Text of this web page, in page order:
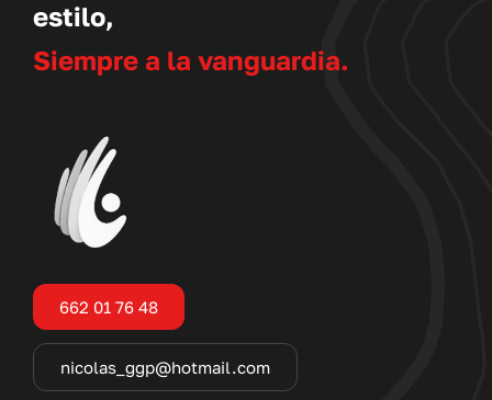
estilo,
Siempre a la vanguardia.
662 01 76 48
nicolas_ggp@hotmail.com